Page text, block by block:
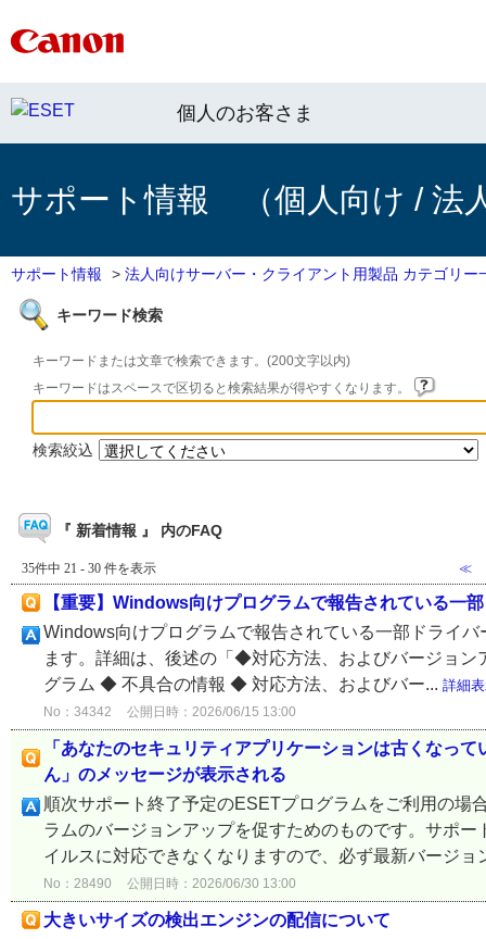
個人のお客さま
サポート情報 （個人向け / 法
サポート情報 > 法人向けサーバー・クライアント用製品 カテゴリー
キーワード検索
キーワードまたは文章で検索できます。(200文字以内)
キーワードはスペースで区切ると検索結果が得やすくなります。
検索絞込
『 新着情報 』 内のFAQ
35件中 21 - 30 件を表示 ≪
【重要】Windows向けプログラムで報告されている一
Windows向けプログラムで報告されている一部ドライ
ます。詳細は、後述の「◆対応方法、およびバージョ
グラム ◆ 不具合の情報 ◆ 対応方法、およびバー... 詳細
No：34342 公開日時：2026/06/15 13:00
「あなたのセキュリティアプリケーションは古くなっ
ん」のメッセージが表示される
順次サポート終了予定のESETプログラムをご利用の場
ラムのバージョンアップを促すためのものです。サポ
イルスに対応できなくなりますので、必ず最新バージ
No：28490 公開日時：2026/06/30 13:00
大きいサイズの検出エンジンの配信について